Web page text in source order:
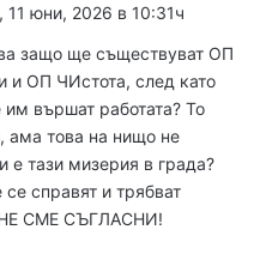
11 юни, 2026 в 10:31ч
защо ще съществуват ОП
и ОП ЧИстота, след като
вършат работата? То
ама това на нищо не
е тази мизерия в града?
справят и трябват
СМЕ СЪГЛАСНИ!